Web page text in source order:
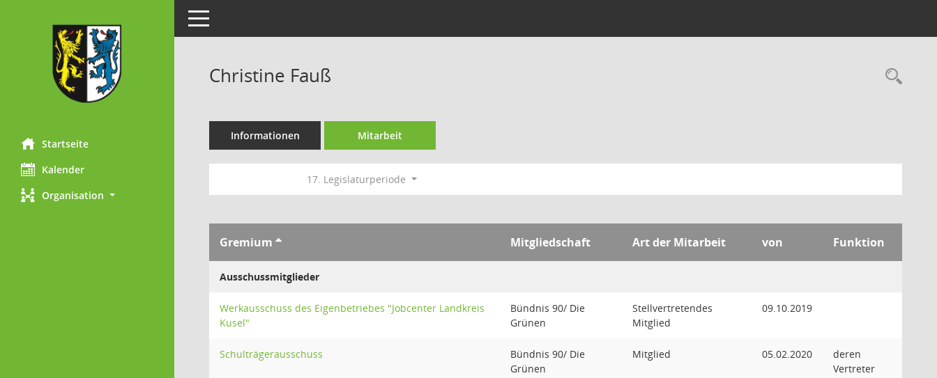
Startseite
Kalender
Organisation
Toggle navigation
Christine Fauß
Informationen Mitarbeit
17. Legislaturperiode
Gremium Mitgliedschaft Art der Mitarbeit von Funktion
Ausschussmitglieder
Werkausschuss des Eigenbetriebes "Jobcenter Landkreis
Kusel"
Bündnis 90/ Die
Grünen
Stellvertretendes
Mitglied
09.10.2019
Schulträgerausschuss
Bündnis 90/ Die
Grünen
Mitglied 05.02.2020
deren
Vertreter